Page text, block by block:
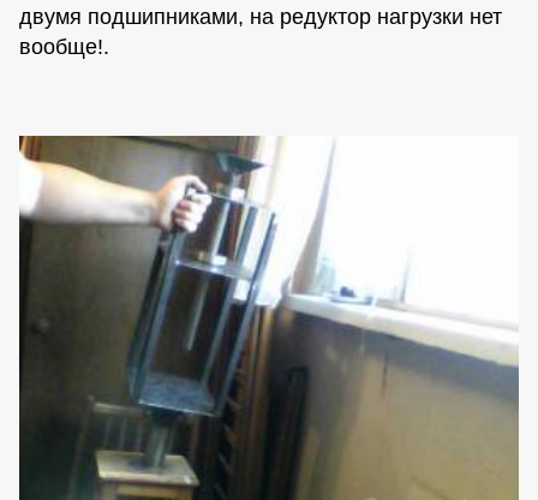
двумя подшипниками, на редуктор нагрузки нет
вообще!.